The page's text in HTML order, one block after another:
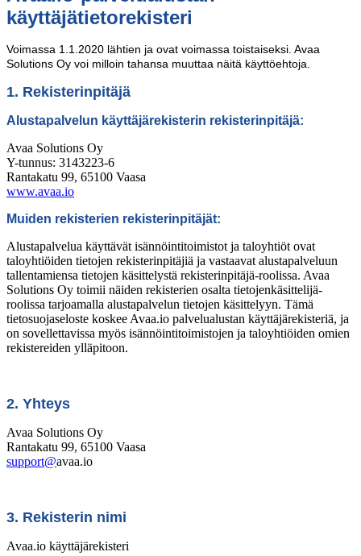
käyttäjätietorekisteri
Voimassa 1.1.2020 lähtien ja ovat voimassa toistaiseksi. Avaa
Solutions Oy voi milloin tahansa muuttaa näitä käyttöehtoja.
1. Rekisterinpitäjä
Alustapalvelun käyttäjärekisterin rekisterinpitäjä:
Avaa Solutions Oy
Y-tunnus: 3143223-6
Rantakatu 99, 65100 Vaasa
www.avaa.io
Muiden rekisterien rekisterinpitäjät:
Alustapalvelua käyttävät isännöintitoimistot ja taloyhtiöt ovat
taloyhtiöiden tietojen rekisterinpitäjiä ja vastaavat alustapalveluun
tallentamiensa tietojen käsittelystä rekisterinpitäjä-roolissa. Avaa
Solutions Oy toimii näiden rekisterien osalta tietojenkäsittelijä-
roolissa tarjoamalla alustapalvelun tietojen käsittelyyn. Tämä
tietosuojaseloste koskee Avaa.io palvelualustan käyttäjärekisteriä, ja
on sovellettavissa myös isännöintitoimistojen ja taloyhtiöiden omien
rekistereiden ylläpitoon.
2. Yhteys
Avaa Solutions Oy
Rantakatu 99, 65100 Vaasa
support@avaa.io
3. Rekisterin nimi
Avaa.io käyttäjärekisteri